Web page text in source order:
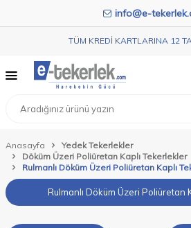
info@e-
TÜM KREDİ KARTLARINA 12
Anasayfa
Yedek Tekerlekler
Döküm Üzeri Poliüretan Kaplı Tekerlekler
Rulmanlı Döküm Üzeri Poliüretan Kaplı
Rulmanlı Döküm Üzeri Poliüretan